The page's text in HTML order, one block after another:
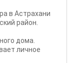
в Астрахани
район.
дома.
личное